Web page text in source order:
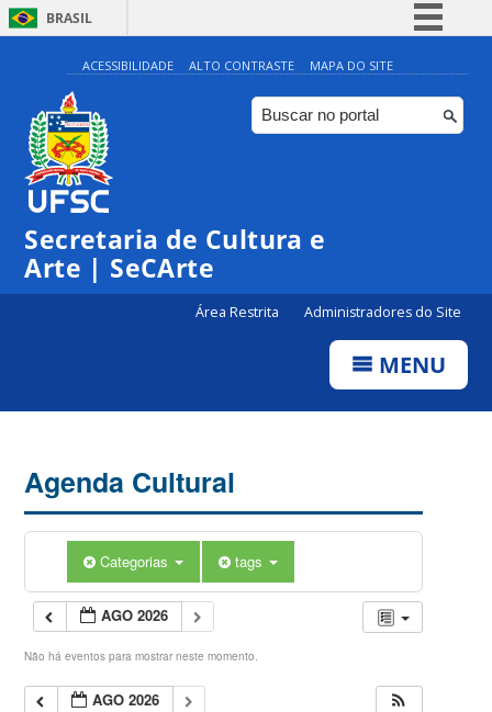
BRASIL
Simplifique!
Comunica BR
Participe
ACESSIBILIDADE ALTO CONTRASTE MAPA DO SITE
Secretaria de Cultura e
Arte | SeCArte
Área Restrita Administradores do Site
MENU
Agenda Cultural
Categorias tags
AGO 2026
Não há eventos para mostrar neste momento.
AGO 2026